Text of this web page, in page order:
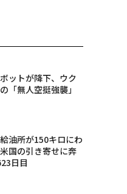
ットが降下、ウク
「無人空挺強襲」
油所が150キロにわ
国の引き寄せに奔
日目